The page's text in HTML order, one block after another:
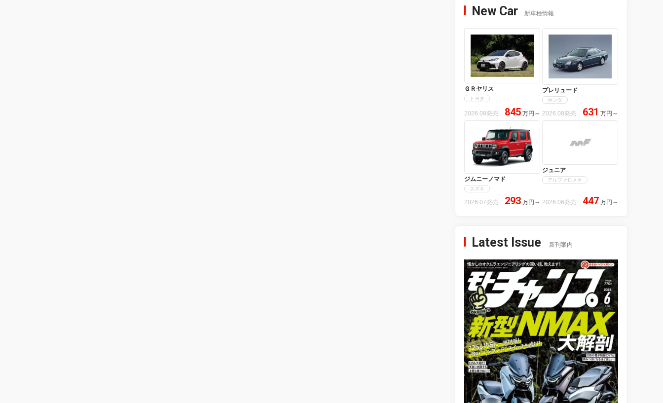
New Car 新車種情報
ＧＲヤリス
トヨタ
2026.08発売 845 万円 ～
プレリュード
ホンダ
2026.08発売 631 万円 ～
ジムニーノマド
スズキ
2026.07発売 293 万円 ～
ジュニア
アルファロメオ
2026.06発売 447 万円 ～
Latest Issue 新刊案内